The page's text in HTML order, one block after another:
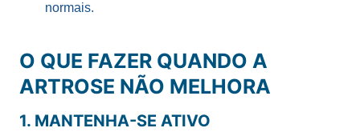
normais.
O QUE FAZER QUANDO A
ARTROSE NÃO MELHORA
1. MANTENHA-SE ATIVO